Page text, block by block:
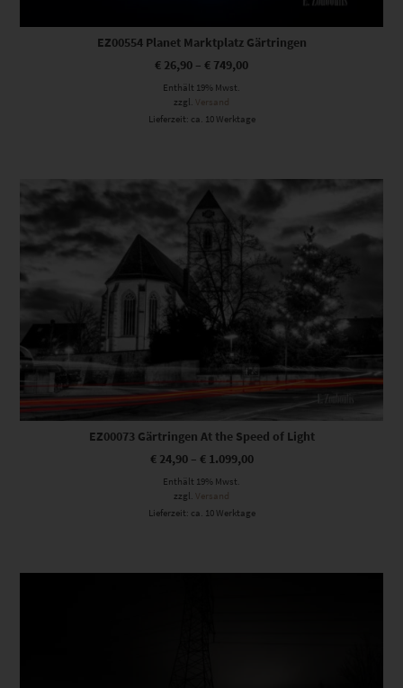
EZ00554 Planet Marktplatz Gärtringen
€ 26,90 – € 749,00
Enthält 19% Mwst.
zzgl. Versand
Lieferzeit: ca. 10 Werktage
EZ00073 Gärtringen At the Speed of Light
€24,90– €1.099,00
Enthält 19% Mwst.
zzgl. Versand
Lieferzeit: ca. 10 Werktage
Dieses Produkt weist mehrere Varianten auf. Die Optionen können auf der Produktseite gewählt werden